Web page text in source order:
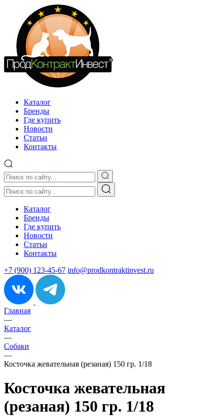
Каталог
Бренды
Где купить
Новости
Статьи
Контакты
Каталог
Бренды
Где купить
Новости
Статьи
Контакты
+7 (900) 123-45-67 info@prodkontraktinvest.ru
Главная
—
Каталог
—
Собаки
—
Косточка жевательная (резаная) 150 гр. 1/18
Косточка жевательная
(резаная) 150 гр. 1/18